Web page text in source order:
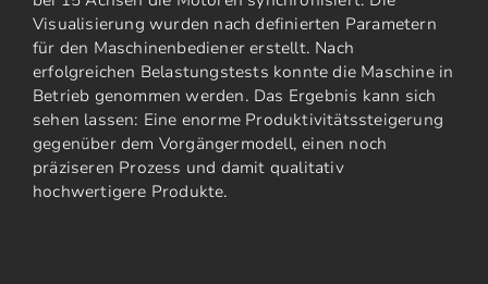
Visualisierung wurden nach definierten Parametern
für den Maschinenbediener erstellt. Nach
erfolgreichen Belastungstests konnte die Maschine in
Betrieb genommen werden. Das Ergebnis kann sich
sehen lassen: Eine enorme Produktivitätssteigerung
gegenüber dem Vorgängermodell, einen noch
präziseren Prozess und damit qualitativ
hochwertigere Produkte.